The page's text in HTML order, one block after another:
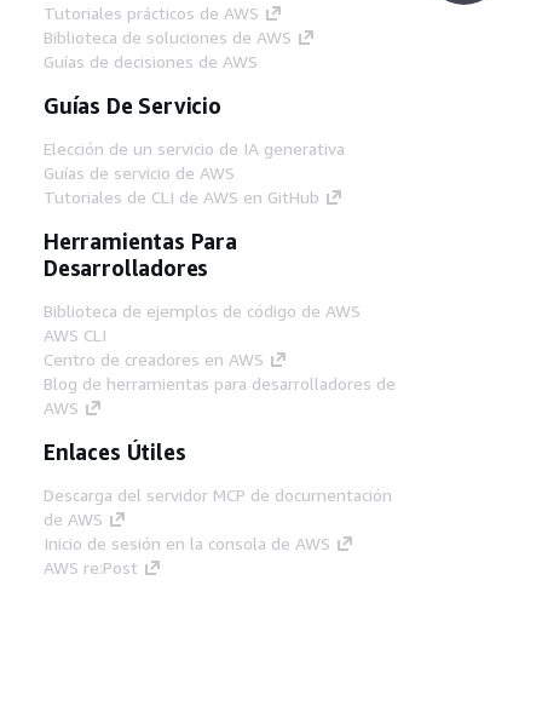
Tutoriales prácticos de AWS
Biblioteca de soluciones de AWS
Guías de decisiones de AWS
Guías De Servicio
Elección de un servicio de IA generativa
Guías de servicio de AWS
Tutoriales de CLI de AWS en GitHub
Herramientas Para
Desarrolladores
Biblioteca de ejemplos de código de AWS
AWS CLI
Centro de creadores en AWS
Blog de herramientas para desarrolladores de
AWS
Enlaces Útiles
Descarga del servidor MCP de documentación
de AWS
Inicio de sesión en la consola de AWS
AWS re:Post